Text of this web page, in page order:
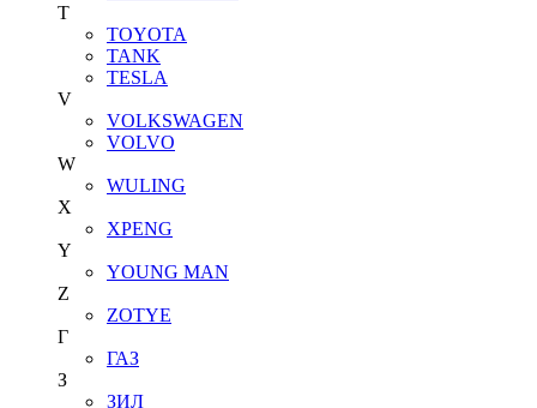
T
TOYOTA
TANK
TESLA
V
VOLKSWAGEN
VOLVO
W
WULING
X
XPENG
Y
YOUNG MAN
Z
ZOTYE
Г
ГАЗ
З
ЗИЛ